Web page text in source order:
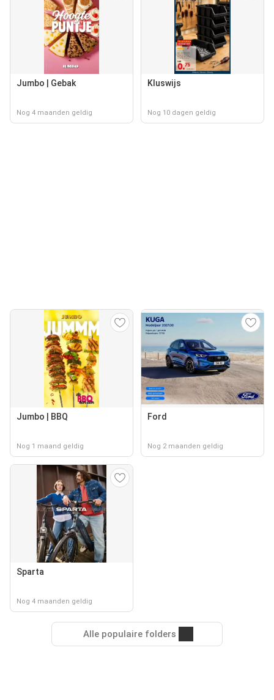
Jumbo | Gebak
Nog 4 maanden geldig
Kluswijs
Nog 10 dagen geldig
Jumbo | BBQ
Nog 1 maand geldig
Ford
Nog 2 maanden geldig
Sparta
Nog 4 maanden geldig
Alle populaire folders